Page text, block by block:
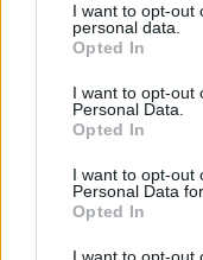
I want to opt-out
personal data.
Opted In
I want to opt-out
Personal Data.
Opted In
I want to opt-out
Personal Data
Opted In
I want to opt-out
külföldiek:
az új Sziget-őrült
Friss foglalási
érkeznek repülővel